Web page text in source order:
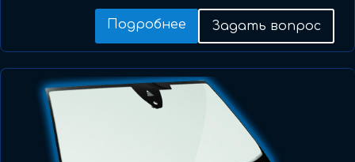
Подробнее Задать вопрос